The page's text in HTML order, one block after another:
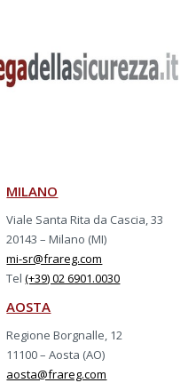
MILANO
Viale Santa Rita da Cascia, 33
20143 – Milano (MI)
mi-sr@frareg.com
Tel(+39) 02 6901.0030
AOSTA
Regione Borgnalle, 12
11100 – Aosta (AO)
aosta@frareg.com